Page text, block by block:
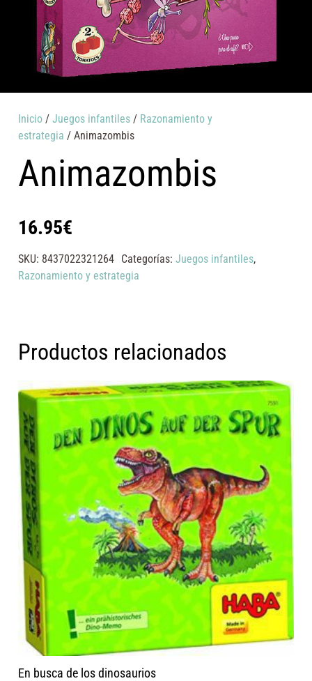
Inicio /Juegos infantiles / Razonamiento y
estrategia / Animazombis
Animazombis
16.95€
SKU: 8437022321264 Categorías: Juegos infantiles,
Razonamiento y estrategia
Productos relacionados
En busca de los dinosaurios